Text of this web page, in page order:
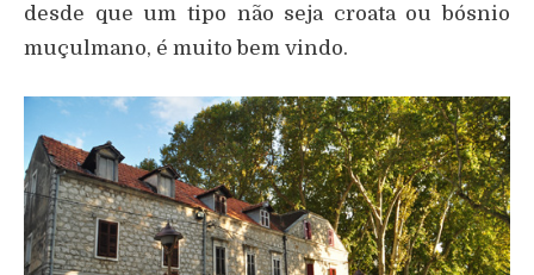
desde que um tipo não seja croata ou bósnio
muçulmano, é muito bem vindo.